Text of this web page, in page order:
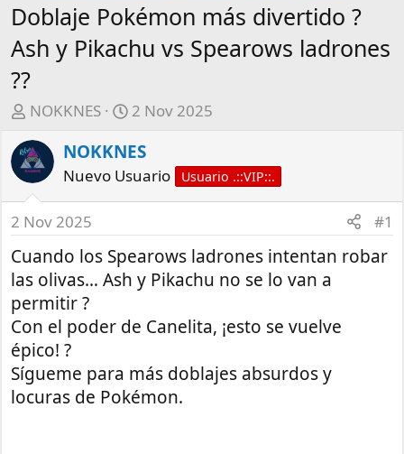
Doblaje Pokémon más divertido ?
Ash y Pikachu vs Spearows ladrones
??
A
t
o
r
NOKKNES
F
c
h
e
i
n
i
2 Nov 2025
NOKKNES
Nuevo Usuario Usuario .::VIP::.
2 Nov 2025 #1
Cuando los Spearows ladrones intentan robar
las olivas… Ash y Pikachu no se lo van a
permitir ?
Con el poder de Canelita, ¡esto se vuelve
épico! ?
Sígueme para más doblajes absurdos y
locuras de Pokémon.